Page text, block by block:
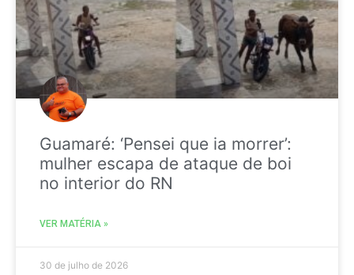
Guamaré: ‘Pensei que ia morrer’:
mulher escapa de ataque de boi
no interior do RN
VER MATÉRIA »
30 de julho de 2026